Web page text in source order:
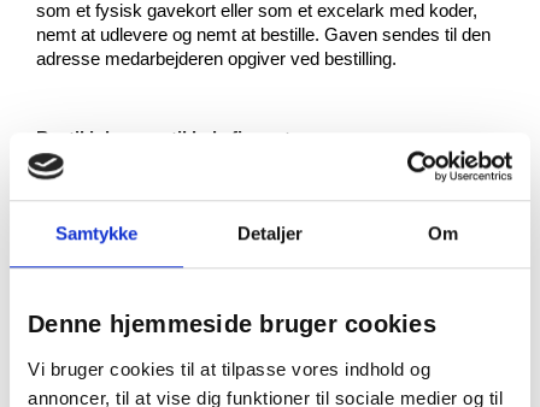
Samtykke Detaljer Om
Denne hjemmeside bruger cookies
Vi bruger cookies til at tilpasse vores indhold og
annoncer, til at vise dig funktioner til sociale medier og til
som et fysisk gavekort eller som et excelark med koder,
nemt at udlevere og nemt at bestille. Gaven sendes til den
adresse medarbejderen opgiver ved bestilling.
Bestil julegaver til hele firmaet
Ønsker du selv at stå for at bestille gaver til hele firmaet,
finder du et stort udvalg af kvalitetsgaver. Du vælger
mellem forskellige priskategorier eller se det store udvalg
under Alle gaver. Vælg let de samme gaver til hele firmaet
eller differentier mellem forskellige prisniveauer. Du kan se
kan købe ind til gaver til leverandører, samarbejdspartnere
og kunder. Bestil et lager af designgaver du kan have
liggende og gør hverdagen lettere, når medarbejderne
inviteres til jubilæum etc.